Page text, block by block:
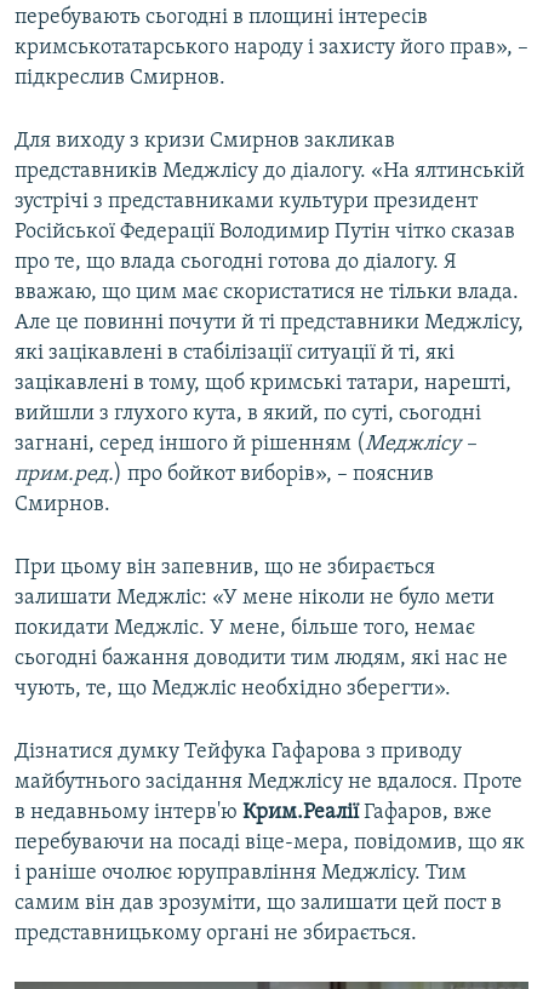
перебувають сьогодні в площині інтересів
кримськотатарського народу і захисту його прав», –
підкреслив Смирнов.
Для виходу з кризи Смирнов закликав
представників Меджлісу до діалогу. «На ялтинській
зустрічі з представниками культури президент
Російської Федерації Володимир Путін чітко сказав
про те, що влада сьогодні готова до діалогу. Я
вважаю, що цим має скористатися не тільки влада.
Але це повинні почути й ті представники Меджлісу,
які зацікавлені в стабілізації ситуації й ті, які
зацікавлені в тому, щоб кримські татари, нарешті,
вийшли з глухого кута, в який, по суті, сьогодні
загнані, серед іншого й рішенням (Меджлісу –
прим.ред.) про бойкот виборів», – пояснив
Смирнов.
При цьому він запевнив, що не збирається
залишати Меджліс: «У мене ніколи не було мети
покидати Меджліс. У мене, більше того, немає
сьогодні бажання доводити тим людям, які нас не
чують, те, що Меджліс необхідно зберегти».
Дізнатися думку Тейфука Гафарова з приводу
майбутнього засідання Меджлісу не вдалося. Проте
в недавньому інтерв'ю Крим.РеаліїГафаров, вже
перебуваючи на посаді віце-мера, повідомив, що як
і раніше очолює юруправління Меджлісу. Тим
самим він дав зрозуміти, що залишати цей пост в
представницькому органі не збирається.